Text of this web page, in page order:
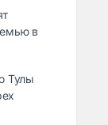
в
Тулы